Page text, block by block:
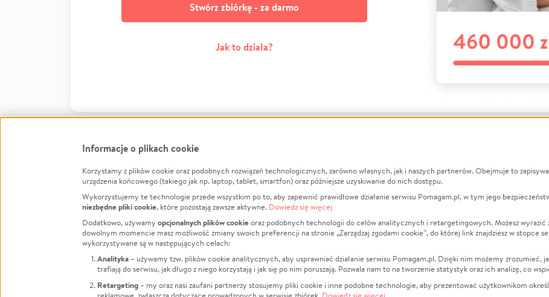
Stwórz zbiórkę - za darmo
Jak to działa?
FacebookTwitter Instagram
LinkedInTikTok Youtube
Informacje
Jak to działa?
Regulamin
Polityka Prywatności
Kontakt
Porównanie serwisów
O nas
Opinie
Raporty
Za darmo
Dla NGO
Fundacja Pomagam.pl
Zbieraj na
Leczenie
Zwierzęta
Pożar
Sport
Pomoc
Informacje o plikach cookie
Korzystamy z plików cookie oraz podobnych rozwiązań technologicznych, zarówno własnych, jak i naszych partnerów. Obejmuje to
urządzenia końcowego (takiego jak np. laptop, tablet, smartfon) oraz późniejsze uzyskiwanie do nich dostępu.
Wykorzystujemy te technologie przede wszystkim po to, aby zapewnić prawidłowe działanie serwisu Pomagam.pl, w tym jego
niezbędne pliki cookie, które pozostają zawsze aktywne. Dowiedz się więcej
Dodatkowo, używamy opcjonalnych plików cookieoraz podobnych technologii do celów analitycznych i retargetingowych. Możesz wyrazić
dowolnym momencie masz możliwość zmiany swoich preferencji na stronie „Zarządzaj zgodami cookie”, do której link znajdziesz w stopce
wykorzystywane są w następujących celach:
Analityka – używamy tzw. plików cookie analitycznych, aby usprawniać działanie serwisu Pomagam.pl. Dzięki nim możemy zrozumieć,
trafiają do serwisu, jak długo z niego korzystają i jak się po nim poruszają. Pozwala nam to na tworzenie statystyk oraz ich analizę, co
Retargeting – my oraz nasi zaufani partnerzy stosujemy pliki cookie i inne podobne technologie, aby prezentować użytkownikom